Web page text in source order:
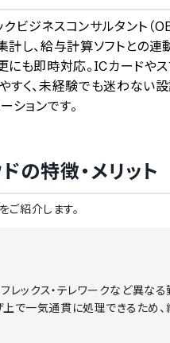
ビジネスコンサルタント（
し、給与計算ソフトとの連
にも即時対応。ICカードや
く、未経験でも迷わない
ションです。
の特徴・メリット
ご紹介します。
レックス・テレワークなど異な
上で一気通貫に処理できるため